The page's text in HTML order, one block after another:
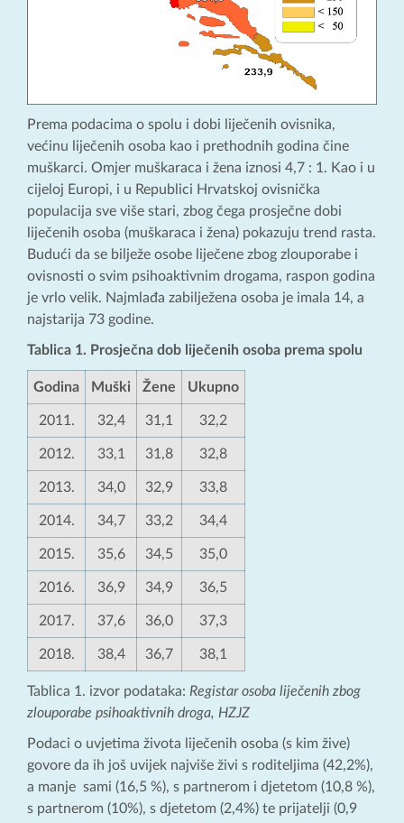
Prema podacima o spolu i dobi liječenih ovisnika,
većinu liječenih osoba kao i prethodnih godina čine
muškarci. Omjer muškaraca i žena iznosi 4,7 : 1. Kao i u
cijeloj Europi, i u Republici Hrvatskoj ovisnička
populacija sve više stari, zbog čega prosječne dobi
liječenih osoba (muškaraca i žena) pokazuju trend rasta.
Budući da se bilježe osobe liječene zbog zlouporabe i
ovisnosti o svim psihoaktivnim drogama, raspon godina
je vrlo velik. Najmlađa zabilježena osoba je imala 14, a
najstarija 73 godine.
Tablica 1. Prosječna dob liječenih osoba prema spolu
Godina Muški Žene Ukupno
2011. 32,4 31,1 32,2
2012. 33,1 31,8 32,8
2013. 34,0 32,9 33,8
2014. 34,7 33,2 34,4
2015. 35,6 34,5 35,0
2016. 36,9 34,9 36,5
2017. 37,6 36,0 37,3
2018. 38,4 36,7 38,1
Tablica 1. izvor podataka: Registar osoba liječenih zbog
zlouporabe psihoaktivnih droga, HZJZ
Podaci o uvjetima života liječenih osoba (s kim žive)
govore da ih još uvijek najviše živi s roditeljima (42,2%),
a manje sami (16,5 %), s partnerom i djetetom (10,8 %),
s partnerom (10%), s djetetom (2,4%) te prijatelji (0,9